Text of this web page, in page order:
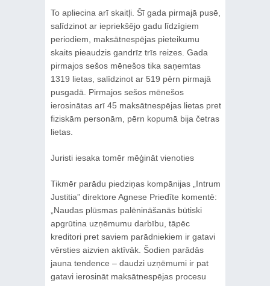
To apliecina arī skaitļi. Šī gada pirmajā pusē,
salīdzinot ar iepriekšējo gadu līdzīgiem
periodiem, maksātnespējas pieteikumu
skaits pieaudzis gandrīz trīs reizes. Gada
pirmajos sešos mēnešos tika saņemtas
1319 lietas, salīdzinot ar 519 pērn pirmajā
pusgadā. Pirmajos sešos mēnešos
ierosinātas arī 45 maksātnespējas lietas pret
fiziskām personām, pērn kopumā bija četras
lietas.
Juristi iesaka tomēr mēģināt vienoties
Tikmēr parādu piedziņas kompānijas „Intrum
Justitia” direktore Agnese Priedīte komentē:
„Naudas plūsmas palēnināšanās būtiski
apgrūtina uzņēmumu darbību, tāpēc
kreditori pret saviem parādniekiem ir gatavi
vērsties aizvien aktīvāk. Šodien parādās
jauna tendence – daudzi uzņēmumi ir pat
gatavi ierosināt maksātnespējas procesu